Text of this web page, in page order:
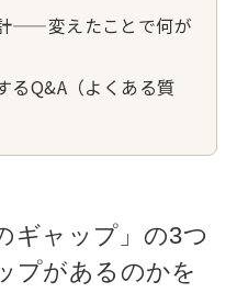
——変えたことで何が
るQ&A（よくある質
ギャップ」の3つ
があるのかを